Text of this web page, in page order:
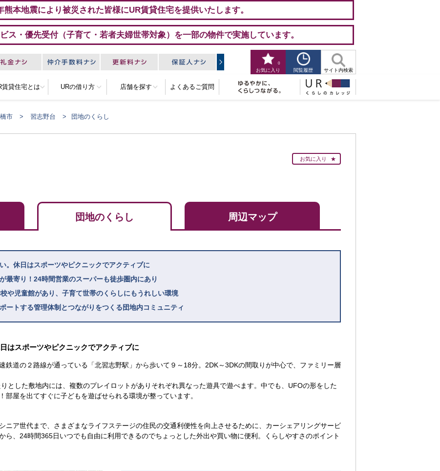
熊本地震により被災された皆様にUR賃貸住宅を提供いたします。
ス・優先受付（子育て・若者夫婦世帯対象）を一部の物件で実施しています。
お気に入り
0
閲覧履歴 サイト内検索
賃貸住宅とは URの借り方 店舗を探す よくあるご質問
市 習志野台 団地のくらし
お気に入り
団地のくらし 周辺マップ
。休日はスポーツやピクニックでアクティブに
最寄り！24時間営業のスーパーも徒歩圏内にあり
や児童館があり、子育て世帯のくらしにもうれしい環境
ートする管理体制とつながりをつくる団地内コミュニティ
はスポーツやピクニックでアクティブに
鉄道の２路線が通っている「北習志野駅」から歩いて９～18分。2DK～3DKの間取りが中心で、ファミリー層
とした敷地内には、複数のプレイロットがありそれぞれ異なった遊具で遊べます。中でも、UFOの形をした
部屋を出てすぐに子どもを遊ばせられる環境が整っています。
ニア世代まで、さまざまなライフステージの住民の交通利便性を向上させるために、カーシェアリングサービ
ら、24時間365日いつでも自由に利用できるのでちょっとした外出や買い物に便利。くらしやすさのポイント